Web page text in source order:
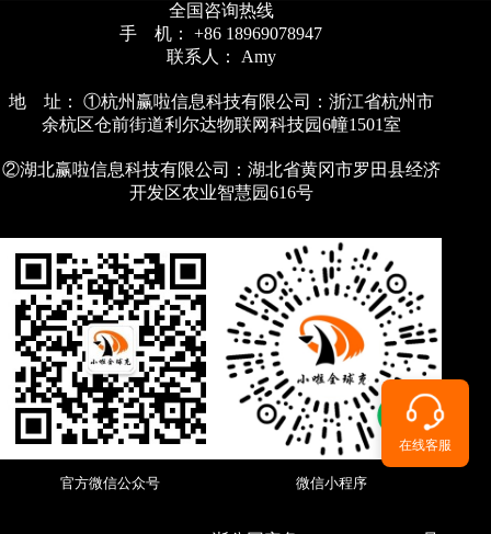
全国咨询热线
手 机： +86 18969078947
联系人： Amy
地 址： ①杭州赢啦信息科技有限公司：浙江省杭州市
余杭区仓前街道利尔达物联网科技园6幢1501室
②湖北赢啦信息科技有限公司：湖北省黄冈市罗田县经济
开发区农业智慧园616号
官方微信公众号 微信小程序
在线客服